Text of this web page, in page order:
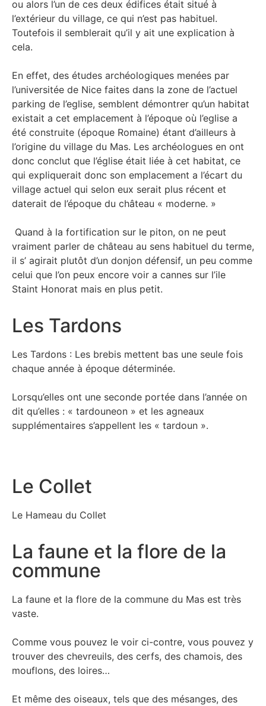
ou alors l’un de ces deux édifices était situé à
l’extérieur du village, ce qui n’est pas habituel.
Toutefois il semblerait qu’il y ait une explication à
cela.
En effet, des études archéologiques menées par
l’universitée de Nice faites dans la zone de l’actuel
parking de l’eglise, semblent démontrer qu’un habitat
existait a cet emplacement à l’époque où l’eglise a
été construite (époque Romaine) étant d’ailleurs à
l’origine du village du Mas. Les archéologues en ont
donc conclut que l’église était liée à cet habitat, ce
qui expliquerait donc son emplacement a l’écart du
village actuel qui selon eux serait plus récent et
daterait de l’époque du château « moderne. »
Quand à la fortification sur le piton, on ne peut
vraiment parler de château au sens habituel du terme,
il s’ agirait plutôt d’un donjon défensif, un peu comme
celui que l’on peux encore voir a cannes sur l’ile
Staint Honorat mais en plus petit.
Les Tardons
Les Tardons : Les brebis mettent bas une seule fois
chaque année à époque déterminée.
Lorsqu’elles ont une seconde portée dans l’année on
dit qu’elles : « tardouneon » et les agneaux
supplémentaires s’appellent les « tardoun ».
Le Collet
Le Hameau du Collet
La faune et la flore de la
commune
La faune et la flore de la commune du Mas est très
vaste.
Comme vous pouvez le voir ci-contre, vous pouvez y
trouver des chevreuils, des cerfs, des chamois, des
mouflons, des loires…
Et même des oiseaux, tels que des mésanges, des